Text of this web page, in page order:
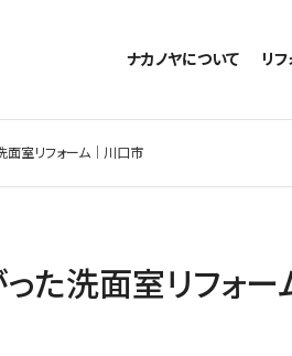
ナカノヤについて リ
面室リフォーム｜川口市
た洗面室リフォ